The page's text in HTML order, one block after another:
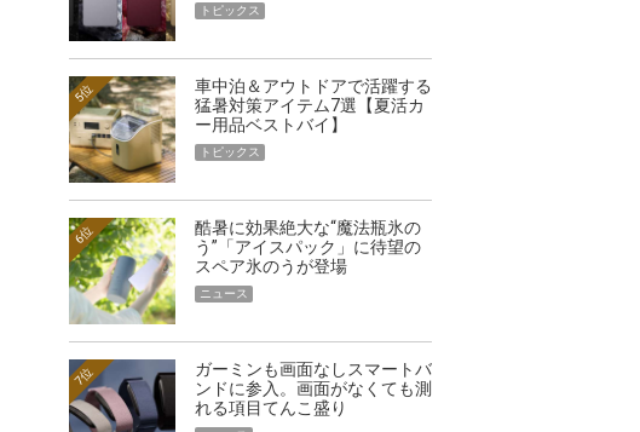
トピックス
車中泊＆アウトドアで活躍する
猛暑対策アイテム7選【夏活カ
ー用品ベストバイ】
5位
トピックス
酷暑に効果絶大な“魔法瓶氷の
う”「アイスパック」に待望の
スペア氷のうが登場
6位
ニュース
ガーミンも画面なしスマートバ
ンドに参入。画面がなくても測
れる項目てんこ盛り
7位